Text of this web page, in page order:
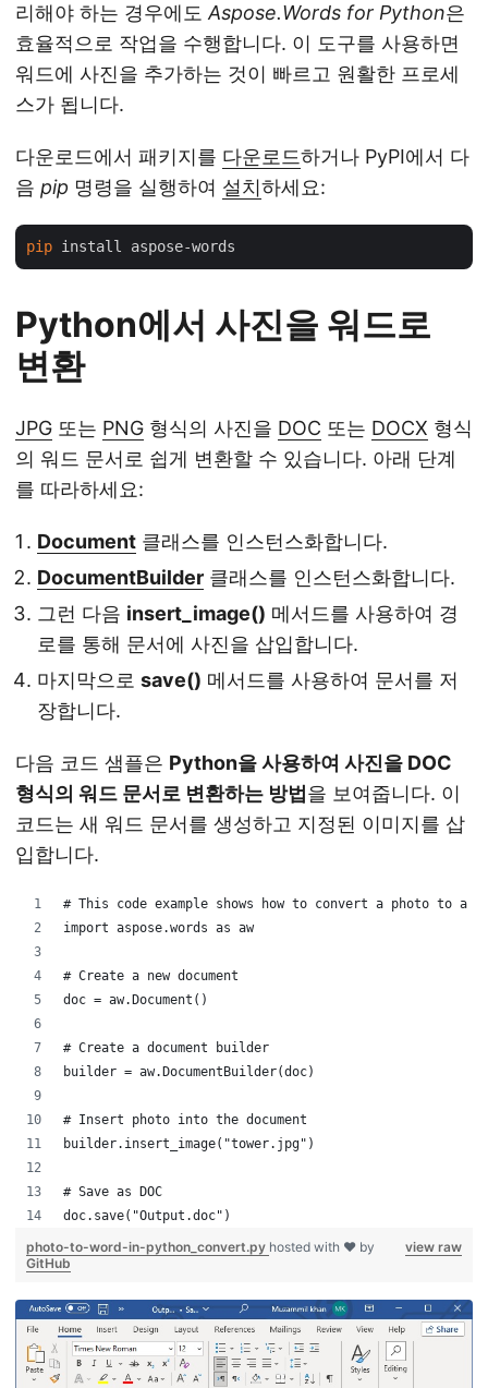
리해야 하는 경우에도 Aspose.Words for Python은
효율적으로 작업을 수행합니다. 이 도구를 사용하면
워드에 사진을 추가하는 것이 빠르고 원활한 프로세
스가 됩니다.
다운로드에서 패키지를 다운로드하거나 PyPI에서 다
음 pip 명령을 실행하여 설치하세요:
pip
Python에서 사진을 워드로
변환
JPG 또는 PNG 형식의 사진을 DOC 또는 DOCX 형식
의 워드 문서로 쉽게 변환할 수 있습니다. 아래 단계
를 따라하세요:
Document 클래스를 인스턴스화합니다.
DocumentBuilder 클래스를 인스턴스화합니다.
그런 다음 insert_image() 메서드를 사용하여 경
로를 통해 문서에 사진을 삽입합니다.
마지막으로 save() 메서드를 사용하여 문서를 저
장합니다.
다음 코드 샘플은 Python을 사용하여 사진을 DOC
형식의 워드 문서로 변환하는 방법 을 보여줍니다. 이
코드는 새 워드 문서를 생성하고 지정된 이미지를 삽
입합니다.
# This code example shows how to convert a photo to a
import aspose.words as aw
# Create a new document
doc = aw.Document()
# Create a document builder
builder = aw.DocumentBuilder(doc)
# Insert photo into the document
builder.insert_image("tower.jpg")
# Save as DOC
doc.save("Output.doc")
view raw
photo-to-word-in-python_convert.py hosted with ❤ by
GitHub